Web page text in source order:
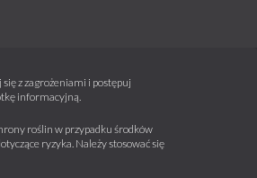
z zagrożeniami i postępuj
informacyjną.
roślin w przypadku środków
ryzyka. Należy stosować się